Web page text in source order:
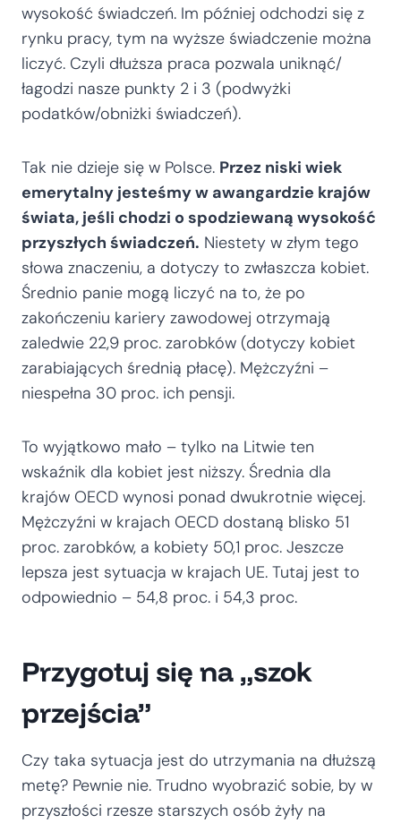
wysokość świadczeń. Im później odchodzi się z
rynku pracy, tym na wyższe świadczenie można
liczyć. Czyli dłuższa praca pozwala uniknąć/
łagodzi nasze punkty 2 i 3 (podwyżki
podatków/obniżki świadczeń).
Tak nie dzieje się w Polsce. Przez niski wiek
emerytalny jesteśmy w awangardzie krajów
świata, jeśli chodzi o spodziewaną wysokość
przyszłych świadczeń. Niestety w złym tego
słowa znaczeniu, a dotyczy to zwłaszcza kobiet.
Średnio panie mogą liczyć na to, że po
zakończeniu kariery zawodowej otrzymają
zaledwie 22,9 proc. zarobków (dotyczy kobiet
zarabiających średnią płacę). Mężczyźni –
niespełna 30 proc. ich pensji.
To wyjątkowo mało – tylko na Litwie ten
wskaźnik dla kobiet jest niższy. Średnia dla
krajów OECD wynosi ponad dwukrotnie więcej.
Mężczyźni w krajach OECD dostaną blisko 51
proc. zarobków, a kobiety 50,1 proc. Jeszcze
lepsza jest sytuacja w krajach UE. Tutaj jest to
odpowiednio – 54,8 proc. i 54,3 proc.
Przygotuj się na „szok
przejścia”
Czy taka sytuacja jest do utrzymania na dłuższą
metę? Pewnie nie. Trudno wyobrazić sobie, by w
przyszłości rzesze starszych osób żyły na